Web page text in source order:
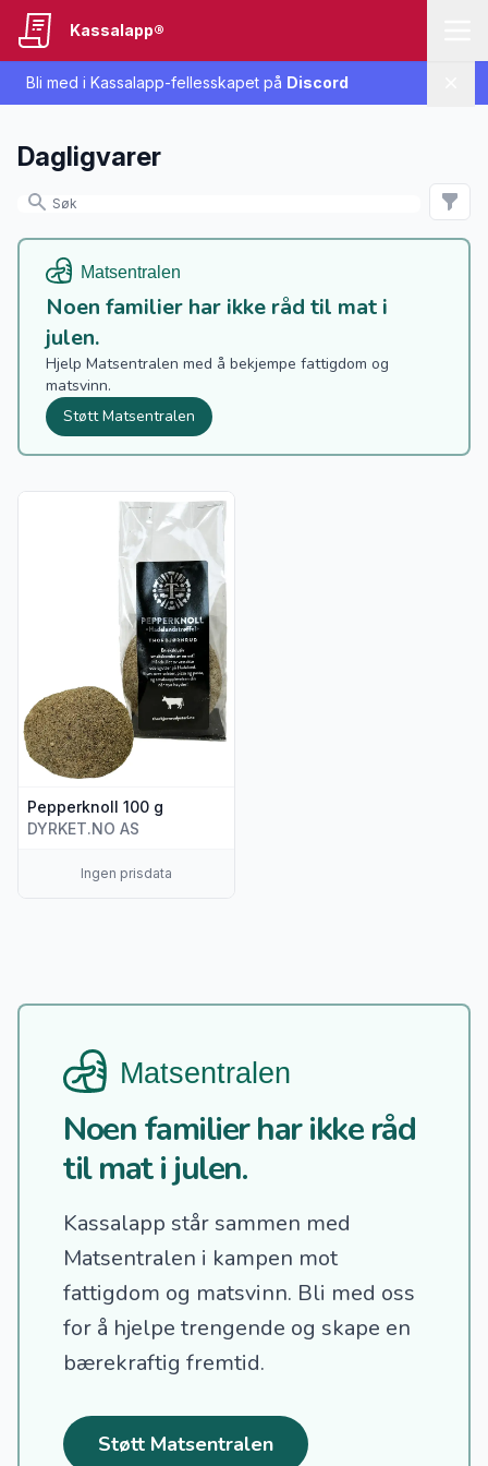
Bli med i Kassalapp-fellesskapet på Discord
Kassalapp®
Dagligvarer
Noen familier har ikke råd til mat i
julen.
Hjelp Matsentralen med å bekjempe fattigdom og
matsvinn.
Støtt Matsentralen
Pepperknoll 100 g
DYRKET.NO AS
Ingen prisdata
Vis flere detaljer for produktet "Pepperknoll 100 g"
Noen familier har ikke råd
til mat i julen.
Kassalapp står sammen med
Matsentralen i kampen mot
fattigdom og matsvinn. Bli med oss
for å hjelpe trengende og skape en
bærekraftig fremtid.
Støtt Matsentralen